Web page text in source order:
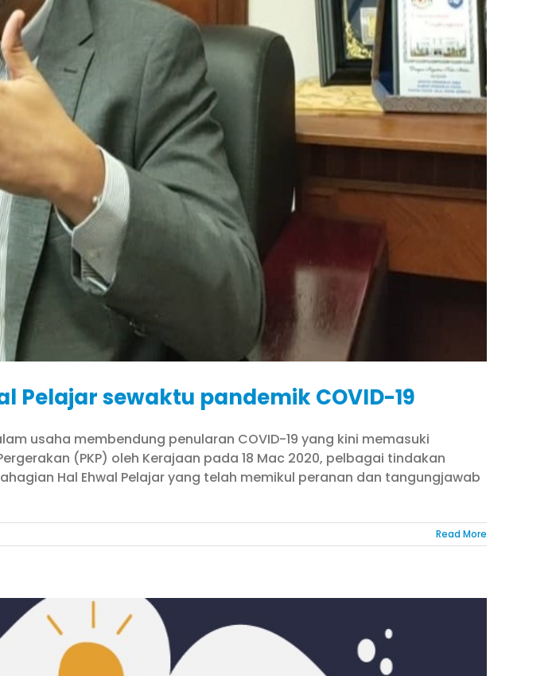
Pelajar sewaktu pandemik COVID-19
usaha membendung penularan COVID-19 yang kini memasuki
(PKP) oleh Kerajaan pada 18 Mac 2020, pelbagai tindakan
Hal Ehwal Pelajar yang telah memikul peranan dan tangungjawab
Read More